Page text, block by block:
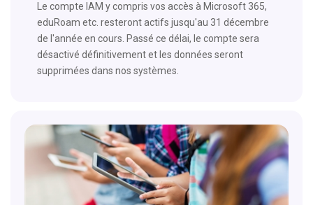
Le compte IAM y compris vos accès à Microsoft 365,
eduRoam etc. resteront actifs jusqu'au 31 décembre
de l'année en cours. Passé ce délai, le compte sera
désactivé définitivement et les données seront
supprimées dans nos systèmes.